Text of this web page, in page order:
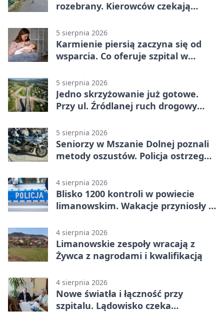
rozebrany. Kierowców czekają
5 sierpnia 2026
Karmienie piersią zaczyna się od
wsparcia. Co oferuje szpital w
5 sierpnia 2026
Jedno skrzyżowanie już gotowe.
Przy ul. Źródlanej ruch drogowy
5 sierpnia 2026
Seniorzy w Mszanie Dolnej poznali
metody oszustów. Policja ostrzega
4 sierpnia 2026
Blisko 1200 kontroli w powiecie
limanowskim. Wakacje przyniosły 9
4 sierpnia 2026
Limanowskie zespoły wracają z
Żywca z nagrodami i kwalifikacją
4 sierpnia 2026
Nowe światła i łączność przy
szpitalu. Lądowisko czeka